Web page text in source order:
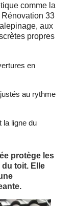
comme la
Rénovation 33
aux
propres
en
au rythme
la ligne du
protège les
du toit. Elle